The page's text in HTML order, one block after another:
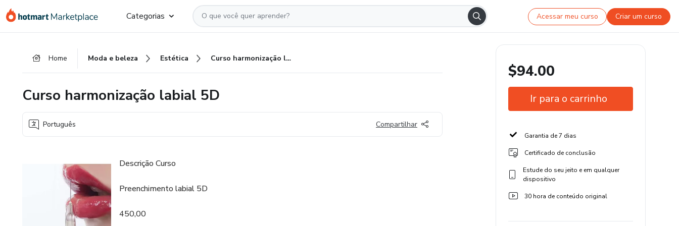
para
para
para
Categorias Acessar meu curso Criar um curso
Home Moda e beleza Estética Curso harmonização labial 5D
Curso harmonização labial 5D
Português Compartilhar
Descrição Curso
Preenchimento labial 5D
450,00
$94.00
Ir para o carrinho
Garantia de 7 dias
Certificado de conclusão
Estude do seu jeito e em qualquer
dispositivo
30 hora de conteúdo original